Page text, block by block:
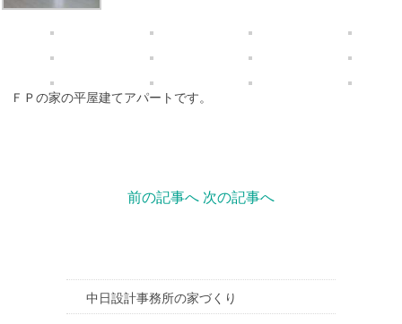
ＦＰの家の平屋建てアパートです。
前の記事へ 次の記事へ
中日設計事務所の家づくり